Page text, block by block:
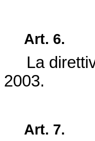
Art. 6.
La
2003.
Art. 7.